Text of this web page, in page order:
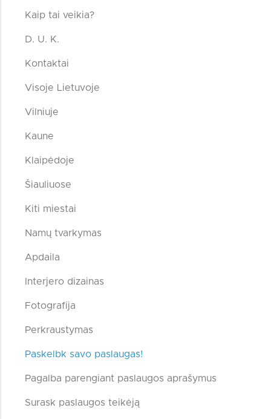
Kaip tai veikia?
D. U. K.
Kontaktai
Visoje Lietuvoje
Vilniuje
Kaune
Klaipėdoje
Šiauliuose
Kiti miestai
Namų tvarkymas
Apdaila
Interjero dizainas
Fotografija
Perkraustymas
Paskelbk savo paslaugas!
Pagalba parengiant paslaugos aprašymus
Surask paslaugos teikėją